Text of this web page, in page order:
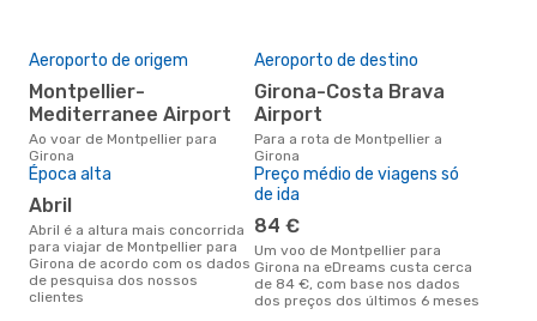
Aeroporto de origem
Montpellier-
Mediterranee Airport
Ao voar de Montpellier para
Girona
Aeroporto de destino
Girona-Costa Brava
Airport
Para a rota de Montpellier a
Girona
Época alta
abril
abril é a altura mais concorrida
para viajar de Montpellier para
Girona de acordo com os dados
de pesquisa dos nossos
clientes
Preço médio de viagens só
de ida
84 €
Um voo de Montpellier para
Girona na eDreams custa cerca
de 84 €, com base nos dados
dos preços dos últimos 6 meses